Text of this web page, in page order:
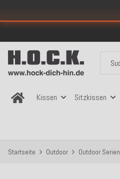
Kissen Sitzkissen
Startseite Outdoor Outdoor Serien